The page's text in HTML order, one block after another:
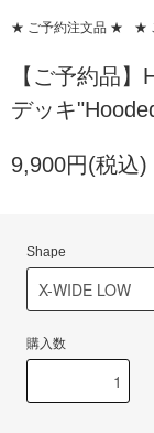
★ ご予約注文品 ★ ★
【ご予約品
デッキ
9,900円(税込)
Shape
購入数